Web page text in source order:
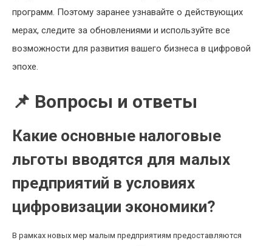
программ. Поэтому заранее узнавайте о действующих
мерах, следите за обновлениями и используйте все
возможности для развития вашего бизнеса в цифровой
эпохе.
📌 Вопросы и ответы
Какие основные налоговые
льготы вводятся для малых
предприятий в условиях
цифровизации экономики?
В рамках новых мер малым предприятиям предоставляются